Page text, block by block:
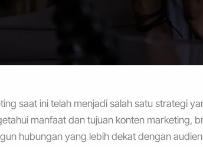
saat ini telah menjadi salah satu strategi
manfaat dan tujuan konten marketing,
hubungan yang lebih dekat dengan